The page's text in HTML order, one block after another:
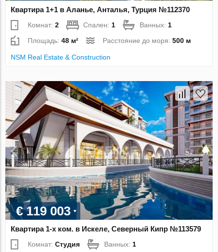
Квартира 1+1 в Аланье, Анталья, Турция №112370
Комнат:2 Спален: 1 Ванных: 1
Площадь:48 м² Расстояние до моря:500 м
NSM Real Estate & Construction
€ 119 003
Квартира 1-х ком. в Искеле, Северный Кипр №113579
Комнат:Студия Ванных: 1